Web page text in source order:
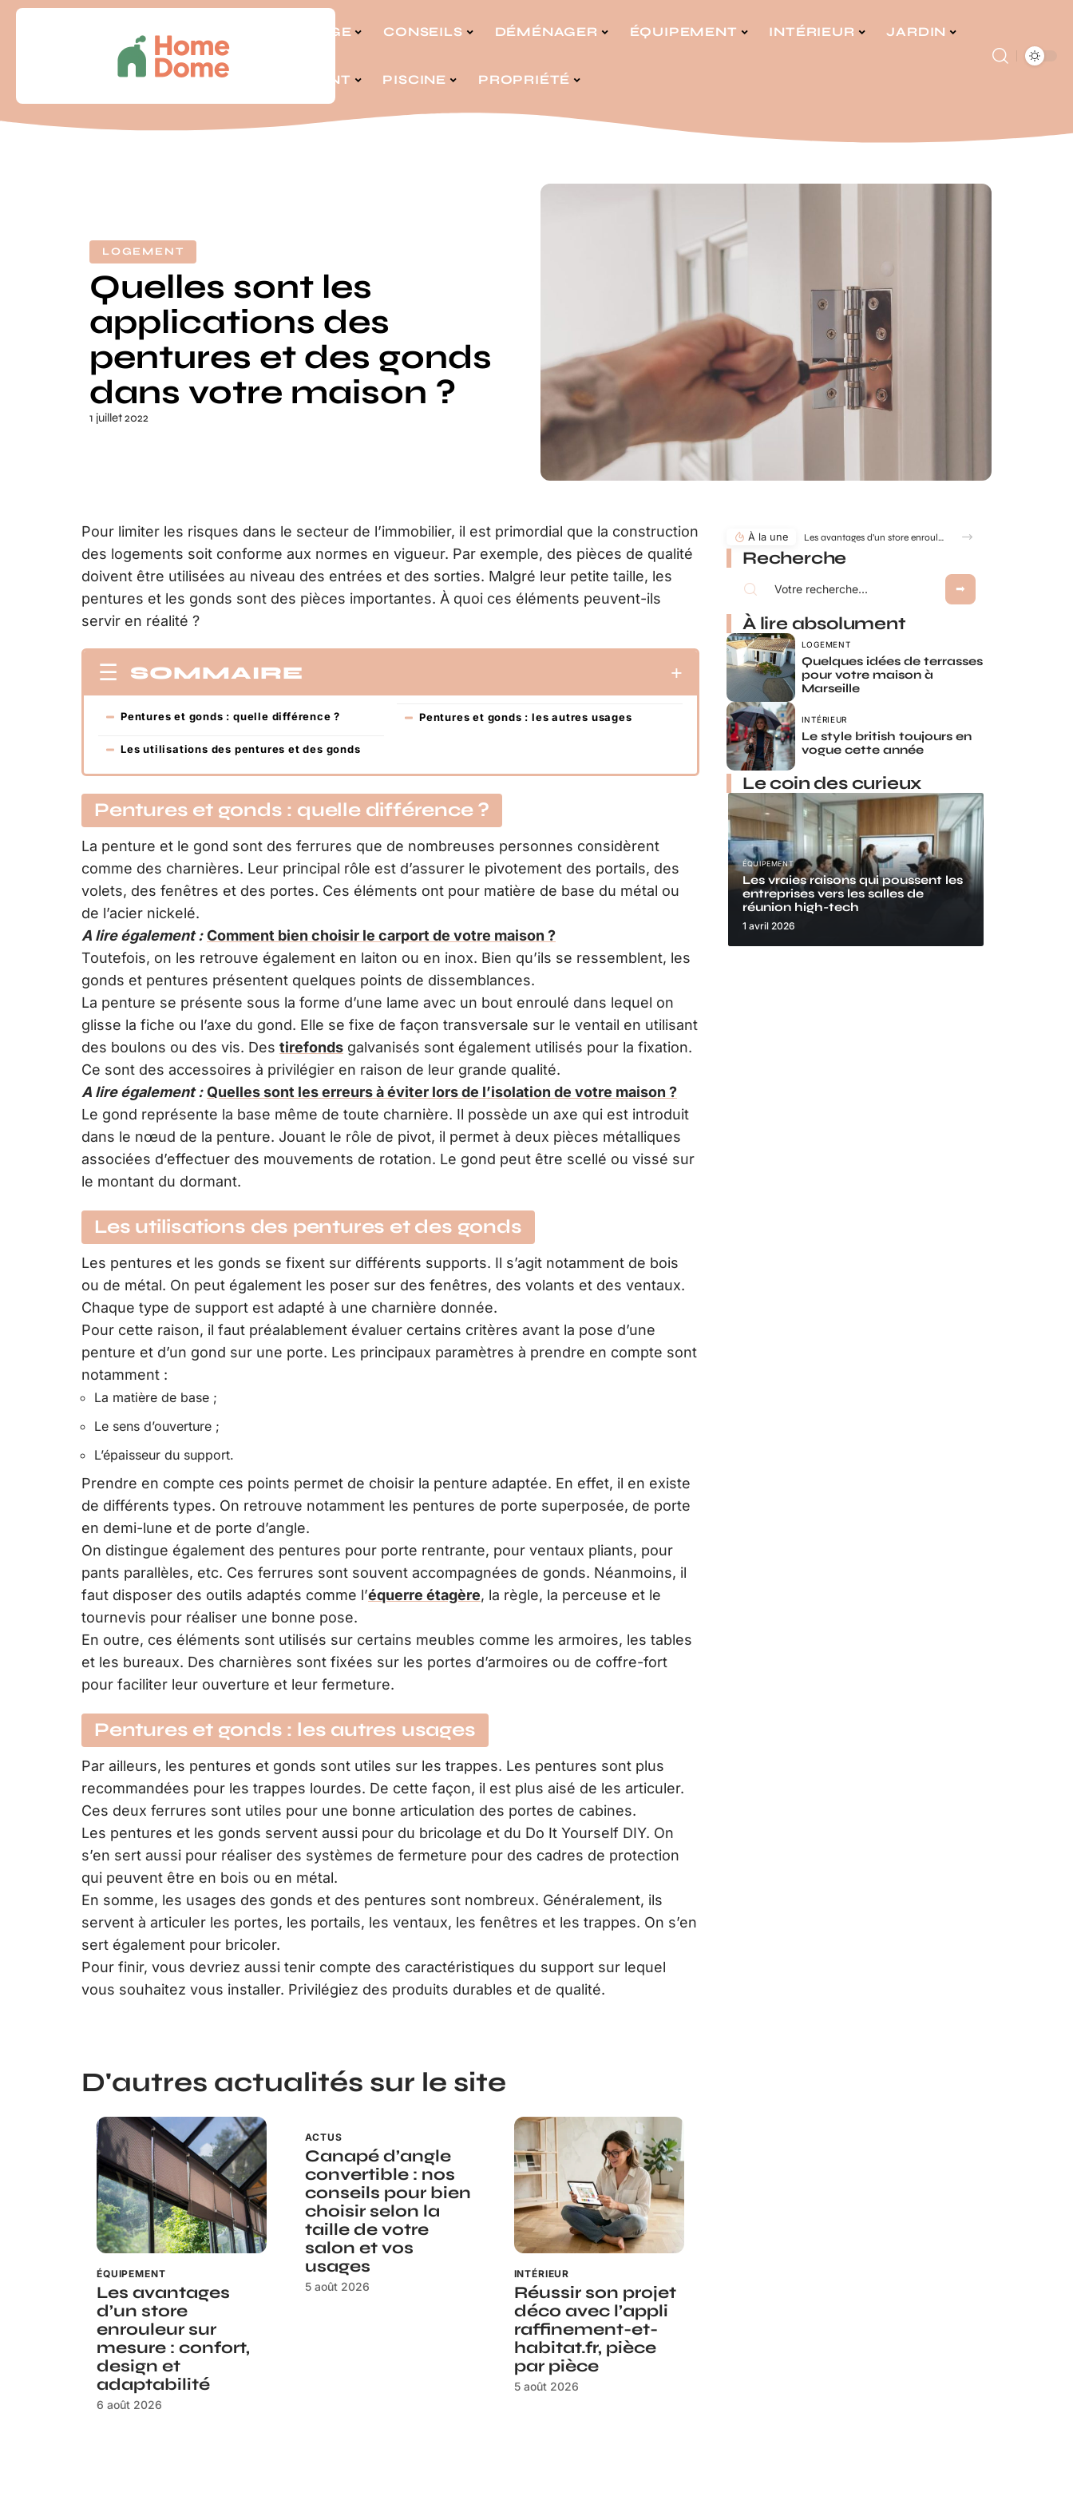
BRICOLAGE CONSEILS DÉMÉNAGER ÉQUIPEMENT INTÉRIEUR JARDIN
LOGEMENT PISCINE PROPRIÉTÉ
LOGEMENT
Quelles sont les
applications des
pentures et des gonds
dans votre maison ?
1 juillet 2022
Pour limiter les risques dans le secteur de l’immobilier, il est primordial que la construction
des logements soit conforme aux normes en vigueur. Par exemple, des pièces de qualité
doivent être utilisées au niveau des entrées et des sorties. Malgré leur petite taille, les
pentures et les gonds sont des pièces importantes. À quoi ces éléments peuvent-ils
servir en réalité ?
SOMMAIRE
Pentures et gonds : quelle différence ?
Les utilisations des pentures et des gonds
Pentures et gonds : les autres usages
Pentures et gonds : quelle différence ?
La penture et le gond sont des ferrures que de nombreuses personnes considèrent
comme des charnières. Leur principal rôle est d’assurer le pivotement des portails, des
volets, des fenêtres et des portes. Ces éléments ont pour matière de base du métal ou
de l’acier nickelé.
A lire également : Comment bien choisir le carport de votre maison ?
Toutefois, on les retrouve également en laiton ou en inox. Bien qu’ils se ressemblent, les
gonds et pentures présentent quelques points de dissemblances.
La penture se présente sous la forme d’une lame avec un bout enroulé dans lequel on
glisse la fiche ou l’axe du gond. Elle se fixe de façon transversale sur le ventail en utilisant
des boulons ou des vis. Des tirefonds galvanisés sont également utilisés pour la fixation.
Ce sont des accessoires à privilégier en raison de leur grande qualité.
A lire également : Quelles sont les erreurs à éviter lors de l’isolation de votre maison ?
Le gond représente la base même de toute charnière. Il possède un axe qui est introduit
dans le nœud de la penture. Jouant le rôle de pivot, il permet à deux pièces métalliques
associées d’effectuer des mouvements de rotation. Le gond peut être scellé ou vissé sur
le montant du dormant.
Les utilisations des pentures et des gonds
Les pentures et les gonds se fixent sur différents supports. Il s’agit notamment de bois
ou de métal. On peut également les poser sur des fenêtres, des volants et des ventaux.
Chaque type de support est adapté à une charnière donnée.
Pour cette raison, il faut préalablement évaluer certains critères avant la pose d’une
penture et d’un gond sur une porte. Les principaux paramètres à prendre en compte sont
notamment :
La matière de base ;
Le sens d’ouverture ;
L’épaisseur du support.
Prendre en compte ces points permet de choisir la penture adaptée. En effet, il en existe
de différents types. On retrouve notamment les pentures de porte superposée, de porte
en demi-lune et de porte d’angle.
On distingue également des pentures pour porte rentrante, pour ventaux pliants, pour
pants parallèles, etc. Ces ferrures sont souvent accompagnées de gonds. Néanmoins, il
faut disposer des outils adaptés comme l’équerre étagère, la règle, la perceuse et le
tournevis pour réaliser une bonne pose.
En outre, ces éléments sont utilisés sur certains meubles comme les armoires, les tables
et les bureaux. Des charnières sont fixées sur les portes d’armoires ou de coffre-fort
pour faciliter leur ouverture et leur fermeture.
Pentures et gonds : les autres usages
Par ailleurs, les pentures et gonds sont utiles sur les trappes. Les pentures sont plus
recommandées pour les trappes lourdes. De cette façon, il est plus aisé de les articuler.
Ces deux ferrures sont utiles pour une bonne articulation des portes de cabines.
Les pentures et les gonds servent aussi pour du bricolage et du Do It Yourself DIY. On
s’en sert aussi pour réaliser des systèmes de fermeture pour des cadres de protection
qui peuvent être en bois ou en métal.
En somme, les usages des gonds et des pentures sont nombreux. Généralement, ils
servent à articuler les portes, les portails, les ventaux, les fenêtres et les trappes. On s’en
sert également pour bricoler.
Pour finir, vous devriez aussi tenir compte des caractéristiques du support sur lequel
vous souhaitez vous installer. Privilégiez des produits durables et de qualité.
D'autres actualités sur le site
ÉQUIPEMENT
Les avantages
d’un store
enrouleur sur
mesure : confort,
design et
adaptabilité
6 août 2026
ACTUS
Canapé d’angle
convertible : nos
conseils pour bien
choisir selon la
taille de votre
salon et vos
usages
5 août 2026
INTÉRIEUR
Réussir son projet
déco avec l’appli
raffinement-et-
habitat.fr, pièce
par pièce
5 août 2026
À la une Les avantages d’un store enrouleur sur mesure : confort, design et adaptabilité
Recherche
À lire absolument
LOGEMENT
Quelques idées de terrasses
pour votre maison à
Marseille
INTÉRIEUR
Le style british toujours en
vogue cette année
Le coin des curieux
ÉQUIPEMENT
Les vraies raisons qui poussent les
entreprises vers les salles de
réunion high-tech
1 avril 2026